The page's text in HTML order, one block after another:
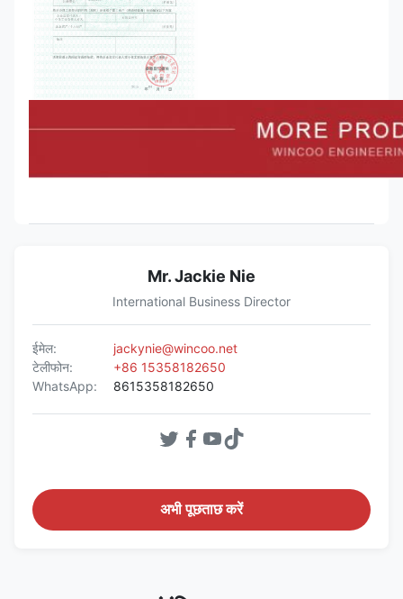
Mr. Jackie Nie
International Business Director
ईमेल:
jackynie@wincoo.net
टेलीफोन:
+86 15358182650
WhatsApp:
8615358182650
अभी पूछताछ करें